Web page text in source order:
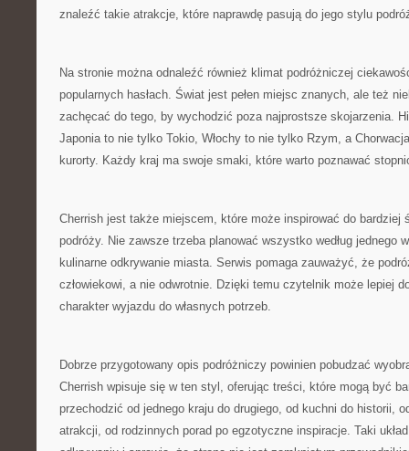
znaleźć takie atrakcje, które naprawdę pasują do jego stylu
Na stronie można odnaleźć również klimat podróżniczej
popularnych hasłach. Świat jest pełen miejsc znanych, ale też
zachęcać do tego, by wychodzić poza najprostsze skojarzenia.
Japonia to nie tylko Tokio, Włochy to nie tylko Rzym, a
kurorty. Każdy kraj ma swoje smaki, które warto poznawać
Cherrish jest także miejscem, które może inspirować do bardziej
podróży. Nie zawsze trzeba planować wszystko według jednego
kulinarne odkrywanie miasta. Serwis pomaga zauważyć, że
człowiekowi, a nie odwrotnie. Dzięki temu czytelnik może lepiej
charakter wyjazdu do własnych potrzeb.
Dobrze przygotowany opis podróżniczy powinien pobudzać
Cherrish wpisuje się w ten styl, oferując treści, które mogą być
przechodzić od jednego kraju do drugiego, od kuchni do historii,
atrakcji, od rodzinnych porad po egzotyczne inspiracje. Taki